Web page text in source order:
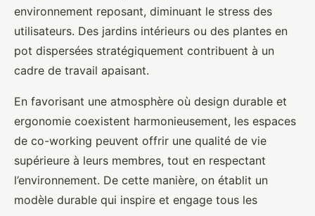
environnement reposant, diminuant le stress des
utilisateurs. Des jardins intérieurs ou des plantes en
pot dispersées stratégiquement contribuent à un
cadre de travail apaisant.
En favorisant une atmosphère où design durable et
ergonomie coexistent harmonieusement, les espaces
de co-working peuvent offrir une qualité de vie
supérieure à leurs membres, tout en respectant
l’environnement. De cette manière, on établit un
modèle durable qui inspire et engage tous les